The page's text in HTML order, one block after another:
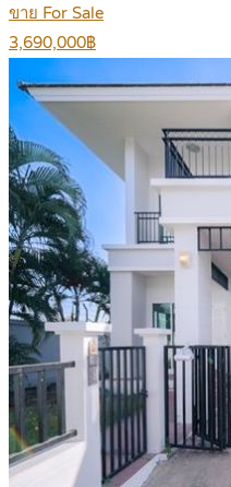
ขาย For Sale
3,690,000฿